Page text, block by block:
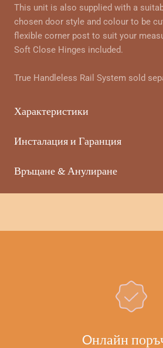
This unit is also supplied with a
chosen door style and colour to be
flexible corner post to suit your
Soft Close Hinges included.
True Handleless Rail System sold
Характеристики
Инсталация и Гаранция
Връщане & Анулиране
Oнлайн